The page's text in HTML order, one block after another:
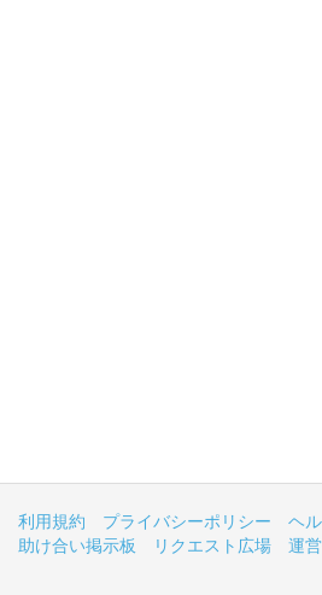
利用規約 プライバシーポリシー ヘ
助け合い掲示板
リクエスト広場
運